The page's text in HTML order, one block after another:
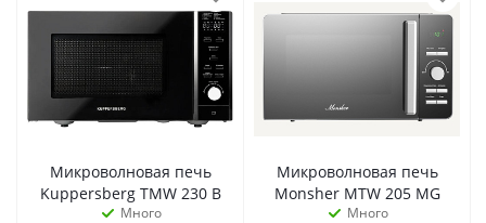
Микроволновая печь
Kuppersberg TMW 230 B
Много
Микроволновая печь
Monsher MTW 205 MG
Много